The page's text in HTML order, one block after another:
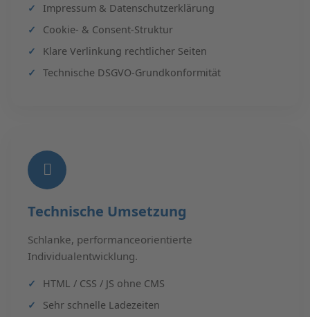
Impressum & Datenschutzerklärung
Cookie- & Consent-Struktur
Klare Verlinkung rechtlicher Seiten
Technische DSGVO-Grundkonformität
Technische Umsetzung
Schlanke, performanceorientierte
Individualentwicklung.
HTML / CSS / JS ohne CMS
Sehr schnelle Ladezeiten